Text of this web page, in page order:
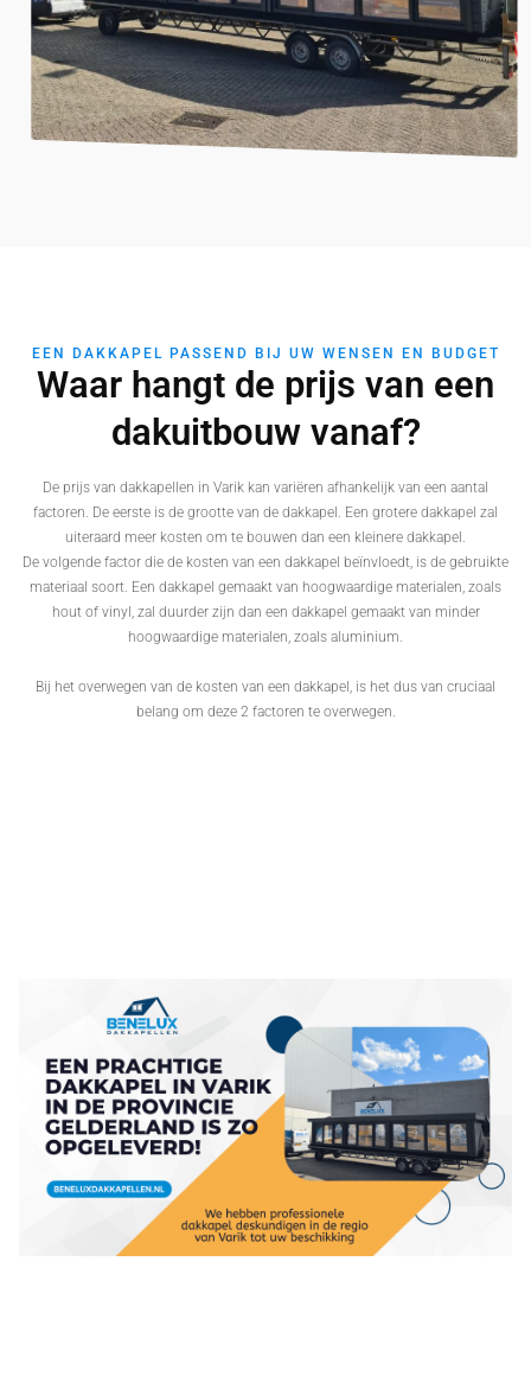
EEN DAKKAPEL PASSEND BIJ UW WENSEN EN BUDGET
Waar hangt de prijs van een
dakuitbouw vanaf?
De prijs van dakkapellen in Varik kan variëren afhankelijk van een aantal
factoren. De eerste is de grootte van de dakkapel. Een grotere dakkapel zal
uiteraard meer kosten om te bouwen dan een kleinere dakkapel.
De volgende factor die de kosten van een dakkapel beïnvloedt, is de gebruikte
materiaal soort. Een dakkapel gemaakt van hoogwaardige materialen, zoals
hout of vinyl, zal duurder zijn dan een dakkapel gemaakt van minder
hoogwaardige materialen, zoals aluminium.
Bij het overwegen van de kosten van een dakkapel, is het dus van cruciaal
belang om deze 2 factoren te overwegen.